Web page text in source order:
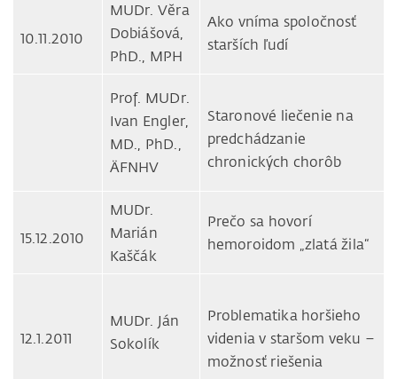
10.11.2010
MUDr. Věra
Dobiášová,
PhD., MPH
Ako vníma spoločnosť
starších ľudí
Prof. MUDr.
Ivan Engler,
MD., PhD.,
ÄFNHV
Staronové liečenie na
predchádzanie
chronických chorôb
15.12.2010
MUDr.
Marián
Kaščák
Prečo sa hovorí
hemoroidom „zlatá žila“
12.1.2011
MUDr. Ján
Sokolík
Problematika horšieho
videnia v staršom veku –
možnosť riešenia